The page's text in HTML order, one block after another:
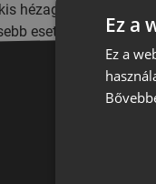
hézag lesz a sín és
esetben fogEz a
Ez a